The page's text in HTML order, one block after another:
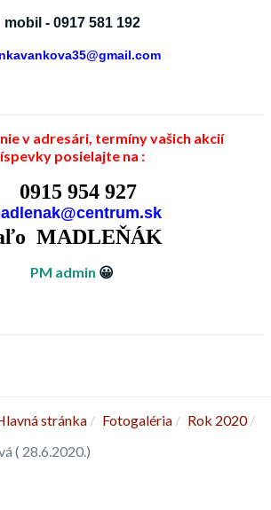
mobil - 0917 581 192
v adresári, termíny vašich akcií
posielajte na :
0915 954 927
MADLEŇÁK
PM admin 😀
stránka Fotogaléria
Rok 2020
( 28.6.2020.)